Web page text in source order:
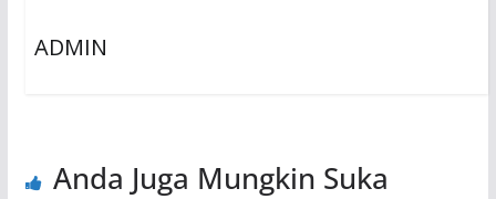
ADMIN
Anda Juga Mungkin Suka